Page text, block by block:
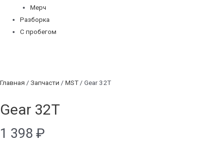
Мерч
Разборка
С пробегом
Главная / Запчасти / MST/ Gear 32T
Gear 32T
1 398 ₽